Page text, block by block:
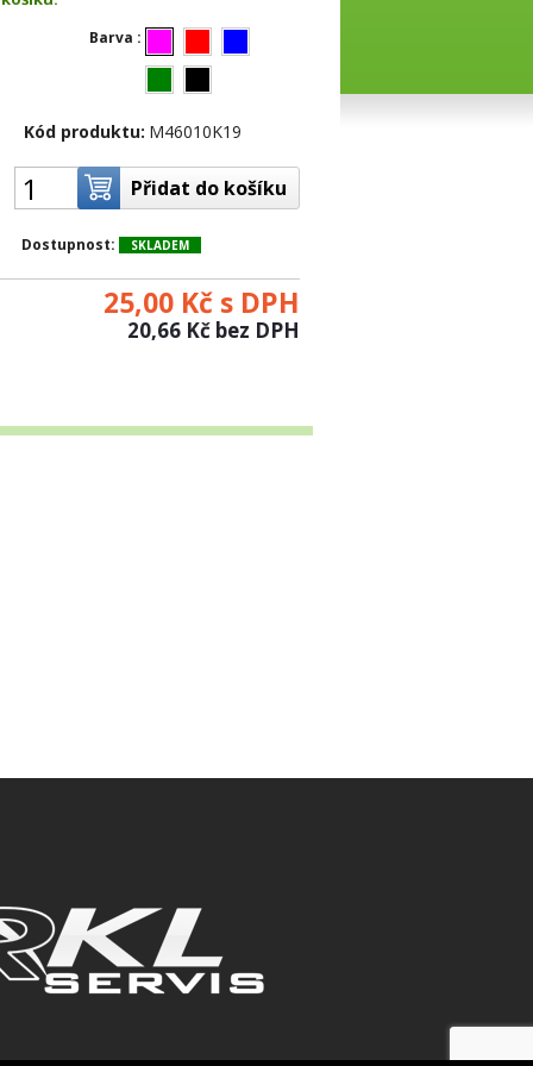
Barva :
Kód produktu: M46010K19
Dostupnost: SKLADEM
25,00 Kč s DPH
20,66 Kč bez DPH